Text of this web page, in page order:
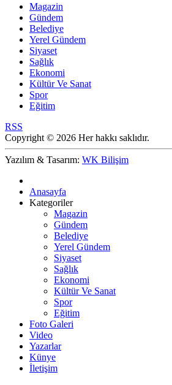
Magazin
Gündem
Belediye
Yerel Gündem
Siyaset
Sağlık
Ekonomi
Kültür Ve Sanat
Spor
Eğitim
RSS
Copyright © 2026 Her hakkı saklıdır.
Yazılım & Tasarım: WK Bilişim
Anasayfa
Kategoriler
Magazin
Gündem
Belediye
Yerel Gündem
Siyaset
Sağlık
Ekonomi
Kültür Ve Sanat
Spor
Eğitim
Foto Galeri
Video
Yazarlar
Künye
İletişim